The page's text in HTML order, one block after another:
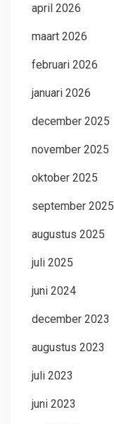
april 2026
maart 2026
februari 2026
januari 2026
december 2025
november 2025
oktober 2025
september 2025
augustus 2025
juli 2025
juni 2024
december 2023
augustus 2023
juli 2023
juni 2023